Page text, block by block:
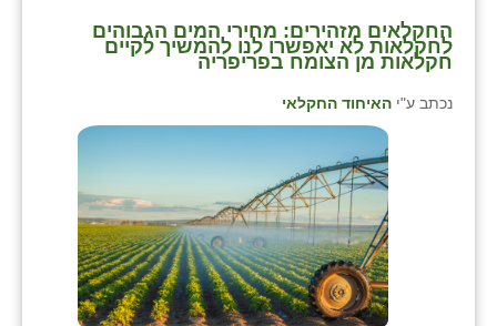
⁨החקלאים מזהירים: מחירי המים הגבוהים
לחקלאות לא יאפשרו לנו להמשיך לקיים
חקלאות מן הצומח בפריפריה⁩
נכתב ע"י האיחוד החקלאי